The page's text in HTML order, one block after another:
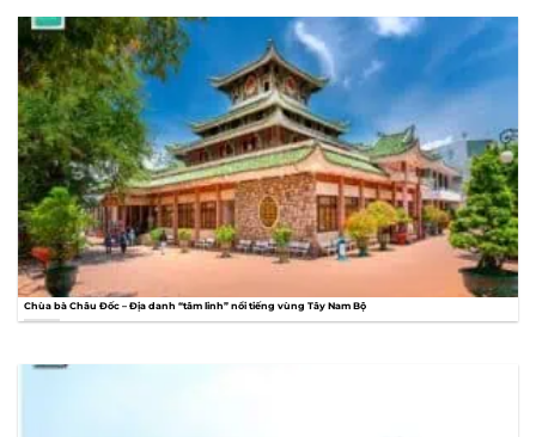
Chùa bà Châu Đốc – Địa danh “tâm linh” nổi tiếng vùng Tây Nam Bộ